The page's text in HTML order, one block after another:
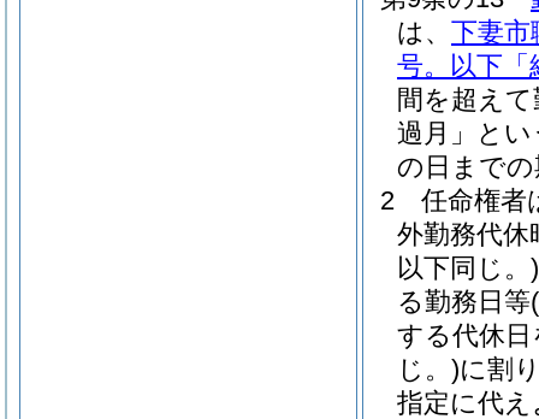
は、 下妻市
号。以下「
間を超え
過月」とい
の日まで
2
任命権者
外勤務代休
以下同じ。)
る勤務日等
する代休
じ。)に割
指定に代